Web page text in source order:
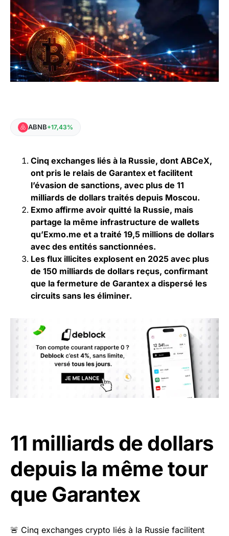
ABNB+17,43%
Cinq exchanges liés à la Russie, dont ABCeX,
ont pris le relais de Garantex et facilitent
l’évasion de sanctions, avec plus de 11
milliards de dollars traités depuis Moscou.
Exmo affirme avoir quitté la Russie, mais
partage la même infrastructure de wallets
qu’Exmo.me et a traité 19,5 millions de dollars
avec des entités sanctionnées.
Les flux illicites explosent en 2025 avec plus
de 150 milliards de dollars reçus, confirmant
que la fermeture de Garantex a dispersé les
circuits sans les éliminer.
11 milliards de dollars
depuis la même tour
que Garantex
🚨 Cinq exchanges crypto liés à la Russie facilitent